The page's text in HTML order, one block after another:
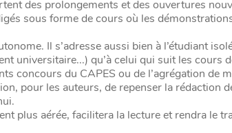
des prolongements et des ouvertures
sous forme de cours où les
Il s’adresse aussi bien à l’étudiant
universitaire...) qu’à celui qui suit les cours
concours du CAPES ou de l’agrégation de
pour les auteurs, de repenser la
plus aérée, facilitera la lecture et rendra le